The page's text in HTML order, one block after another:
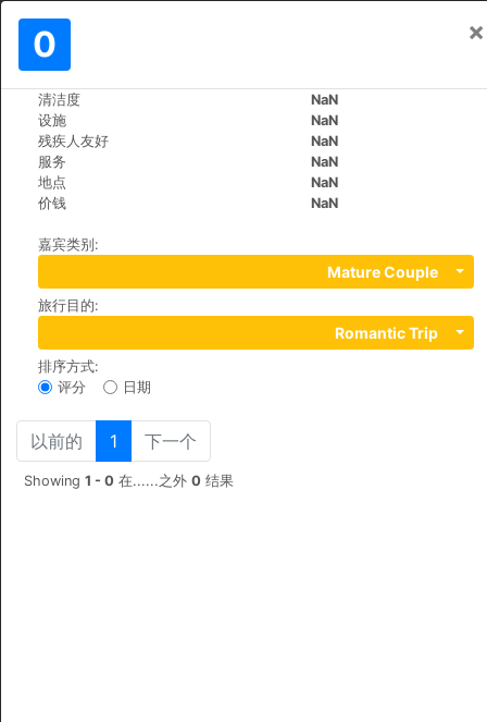
0 ×
清洁度
NaN
设施
NaN
残疾人友好
NaN
服务
NaN
地点
NaN
价钱
NaN
嘉宾类别 :
Mature Couple
旅行目的:
Romantic Trip
排序方式:
评分
日期
以前的 1 下一个
Showing 1 - 0 在......之外 0 结果
世界>Poland
Flats24
ul.Sw. Filipa 23/3, 31-150